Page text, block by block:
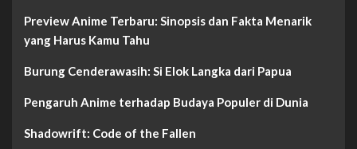
Preview Anime Terbaru: Sinopsis dan Fakta Menarik
yang Harus Kamu Tahu
Burung Cenderawasih: Si Elok Langka dari Papua
Pengaruh Anime terhadap Budaya Populer di Dunia
Shadowrift: Code of the Fallen